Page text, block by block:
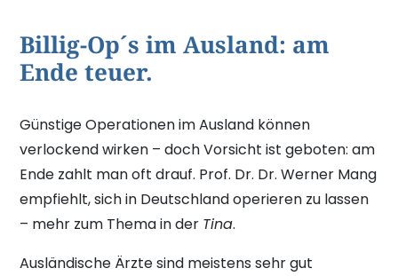
Billig-Op´s im Ausland: am
Ende teuer.
Günstige Operationen im Ausland können
verlockend wirken – doch Vorsicht ist geboten: am
Ende zahlt man oft drauf. Prof. Dr. Dr. Werner Mang
empfiehlt, sich in Deutschland operieren zu lassen
– mehr zum Thema in der Tina.
Ausländische Ärzte sind meistens sehr gut